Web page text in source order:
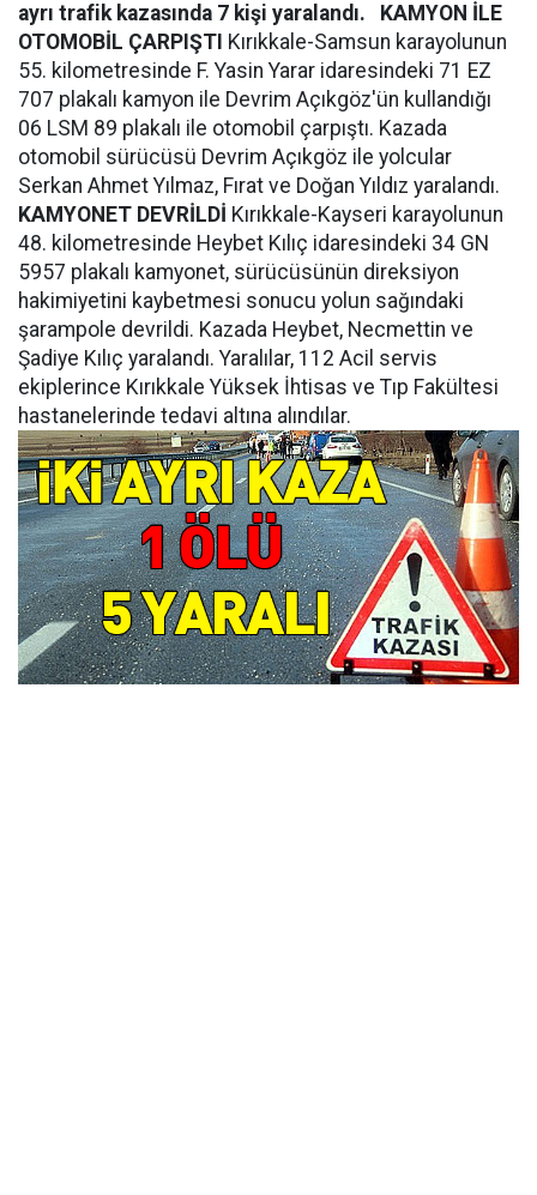
ayrı trafik kazasında 7 kişi yaralandı.
KAMYON İLE
OTOMOBİL ÇARPIŞTI Kırıkkale-Samsun karayolunun
55. kilometresinde F. Yasin Yarar idaresindeki 71 EZ
707 plakalı kamyon ile Devrim Açıkgöz'ün kullandığı
06 LSM 89 plakalı ile otomobil çarpıştı. Kazada
otomobil sürücüsü Devrim Açıkgöz ile yolcular
Serkan Ahmet Yılmaz, Fırat ve Doğan Yıldız yaralandı.
KAMYONET DEVRİLDİ Kırıkkale-Kayseri karayolunun
48. kilometresinde Heybet Kılıç idaresindeki 34 GN
5957 plakalı kamyonet, sürücüsünün direksiyon
hakimiyetini kaybetmesi sonucu yolun sağındaki
şarampole devrildi. Kazada Heybet, Necmettin ve
Şadiye Kılıç yaralandı. Yaralılar, 112 Acil servis
ekiplerince Kırıkkale Yüksek İhtisas ve Tıp Fakültesi
hastanelerinde tedavi altına alındılar.